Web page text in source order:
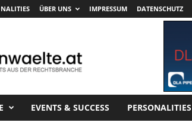
ÜBER UNS IMPRESSUM DATENSCHUTZ
EVENTS & SUCCESS PERSONALITIES